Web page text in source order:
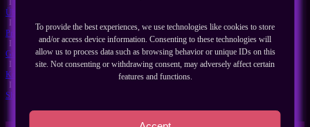
To provide the best experiences, we use technologies like cookies to store
and/or access device information. Consenting to these technologies will
allow us to process data such as browsing behavior or unique IDs on this
site. Not consenting or withdrawing consent, may adversely affect certain
features and functions.
Über Uns
Produkte
Guides
Kontakt
Shop